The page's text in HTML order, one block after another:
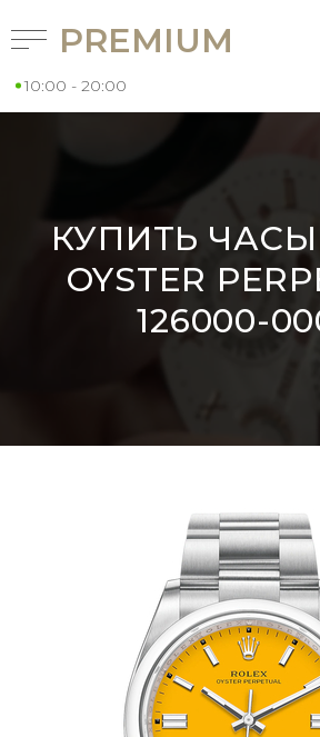
PREMIUM
10:00 - 20:00
КУПИТЬ ЧАСЫ
OYSTER
126000-